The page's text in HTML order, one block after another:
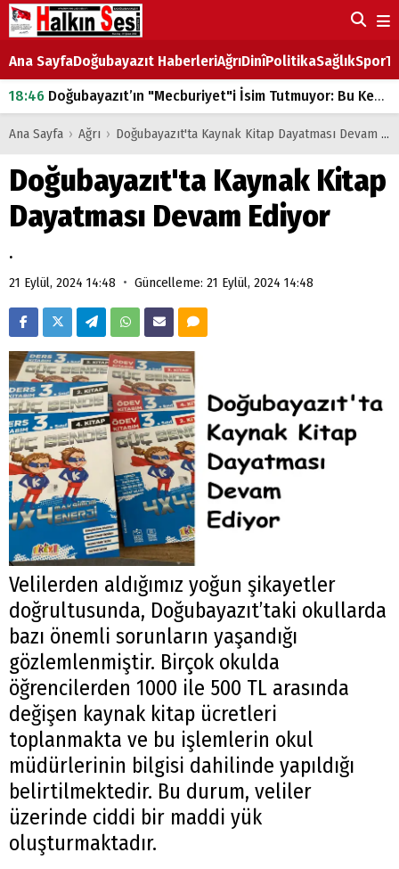
Ana SayfaDoğubayazıt HaberleriAğrıDinîPolitikaSağlıkSpor
18:46 Doğubayazıt’ın "Mecburiyet"i İsim Tutmuyor: Bu Kez de Mem u Zîn Oldu!
07:53Doğubayazıt’ta Ekmek Fiyatlarına Zam
Doğubayazıt'ta çocukların sırtındaki ağır yük
07:00 DEVLET ve HÜKÜMET
18:29ÇARŞI CADDESİ YAZ BOZ TAHTASI
Ana Sayfa › Ağrı › Doğubayazıt'ta Kaynak Kitap Dayatması Devam Ediyor
Doğubayazıt'ta Kaynak Kitap
Dayatması Devam Ediyor
.
21 Eylül, 2024 14:48 • Güncelleme: 21 Eylül, 2024 14:48
Velilerden aldığımız yoğun şikayetler
doğrultusunda, Doğubayazıt’taki okullarda
bazı önemli sorunların yaşandığı
gözlemlenmiştir. Birçok okulda
öğrencilerden 1000 ile 500 TL arasında
değişen kaynak kitap ücretleri
toplanmakta ve bu işlemlerin okul
müdürlerinin bilgisi dahilinde yapıldığı
belirtilmektedir. Bu durum, veliler
üzerinde ciddi bir maddi yük
oluşturmaktadır.